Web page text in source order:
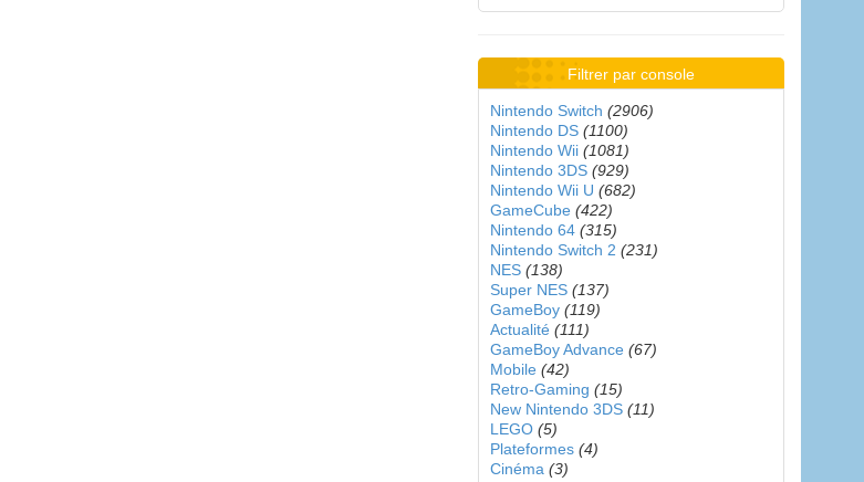
Filtrer par console
Nintendo Switch (2906)
Nintendo DS (1100)
Nintendo Wii (1081)
Nintendo 3DS (929)
Nintendo Wii U (682)
GameCube (422)
Nintendo 64 (315)
Nintendo Switch 2 (231)
NES (138)
Super NES (137)
GameBoy (119)
Actualité (111)
GameBoy Advance (67)
Mobile (42)
Retro-Gaming (15)
New Nintendo 3DS (11)
LEGO (5)
Plateformes (4)
Cinéma (3)